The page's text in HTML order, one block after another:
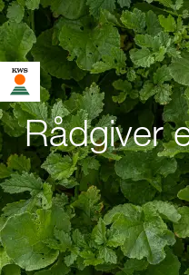
Rådgiver